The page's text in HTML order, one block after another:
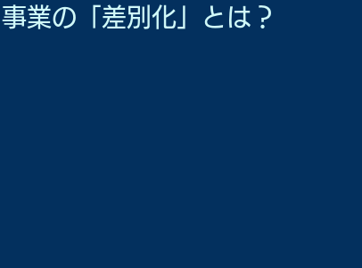
業の「差別化」とは？